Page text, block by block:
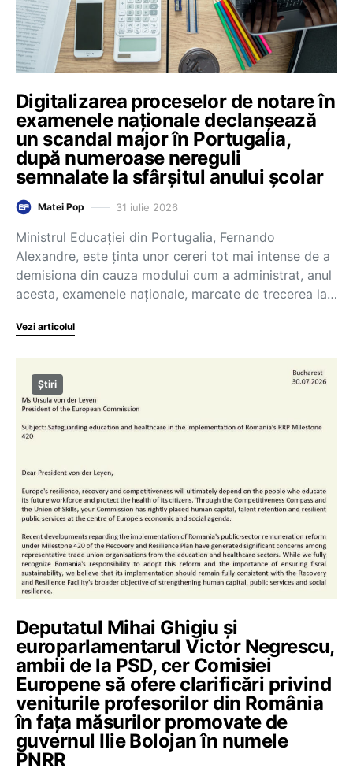
Digitalizarea proceselor de notare în
examenele naționale declanșează
un scandal major în Portugalia,
după numeroase nereguli
semnalate la sfârșitul anului școlar
Matei Pop 31 iulie 2026
Ministrul Educației din Portugalia, Fernando
Alexandre, este ținta unor cereri tot mai intense de a
demisiona din cauza modului cum a administrat, anul
acesta, examenele naționale, marcate de trecerea la…
Vezi articolul
Știri
Deputatul Mihai Ghigiu și
europarlamentarul Victor Negrescu,
ambii de la PSD, cer Comisiei
Europene să ofere clarificări privind
veniturile profesorilor din România
în fața măsurilor promovate de
guvernul Ilie Bolojan în numele
PNRR